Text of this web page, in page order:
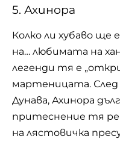
5. Ахинора
Колко ли хубаво
на… любимата на
легенди тя е
мартеницата. След
Дунава, Ахинора
притеснение тя
на лястовичка